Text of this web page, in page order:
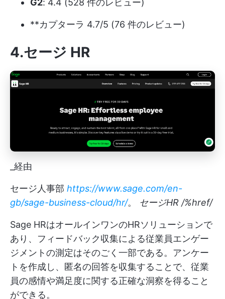
**カプターラ 4.7/5 (76 件のレビュー)
4.セージ HR
_経由
セージ人事部 https://www.sage.com/en-
gb/sage-business-cloud/hr/。 セージHR /%href/
Sage HRはオールインワンのHRソリューションで
あり、フィードバック収集による従業員エンゲー
ジメントの測定はそのごく一部である。アンケー
トを作成し、匿名の回答を収集することで、従業
員の感情や満足度に関する正確な洞察を得ること
ができる。